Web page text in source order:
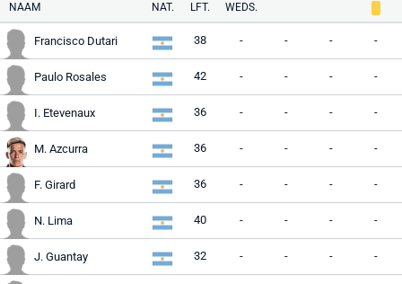
NAAM NAT. LFT. WEDS.
Francisco Dutari 38 - - - -
Paulo Rosales 42 - - - -
I. Etevenaux 36 - - - -
M. Azcurra 36 - - - -
F. Girard 36 - - - -
N. Lima 40 - - - -
J. Guantay 32 - - - -